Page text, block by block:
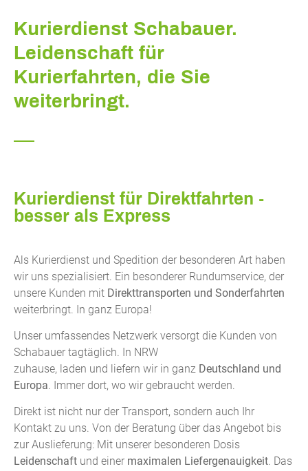
Kurierdienst Schabauer.
Leidenschaft für
Kurierfahrten, die Sie
weiterbringt.
Kurierdienst für Direktfahrten -
besser als Express
Als Kurierdienst und Spedition der besonderen Art haben
wir uns spezialisiert. Ein besonderer Rundumservice, der
unsere Kunden mit Direkttransporten und Sonderfahrten
weiterbringt. In ganz Europa!
Unser umfassendes Netzwerk versorgt die Kunden von
Schabauer tagtäglich. In NRW
zuhause, laden und liefern wir in ganz Deutschland und
Europa. Immer dort, wo wir gebraucht werden.
Direkt ist nicht nur der Transport, sondern auch Ihr
Kontakt zu uns. Von der Beratung über das Angebot bis
zur Auslieferung: Mit unserer besonderen Dosis
Leidenschaft und einer maximalen Liefergenauigkeit. Das